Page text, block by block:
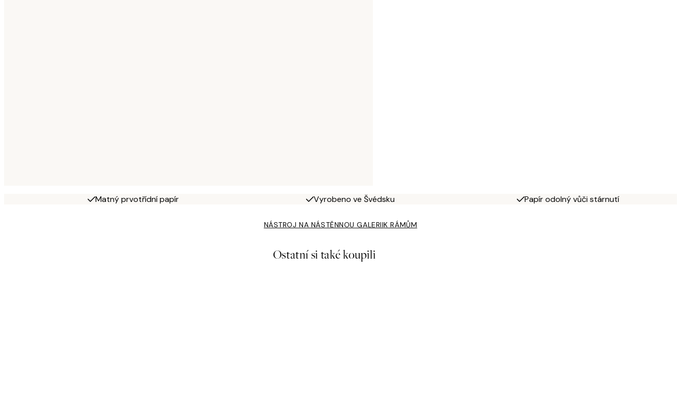
Matný prvotřídní papír Vyrobeno ve Švédsku Papír odolný vůči stárnutí
NÁSTROJ NA NÁSTĚNNOU GALERIIK RÁMŮM
Ostatní si také koupili